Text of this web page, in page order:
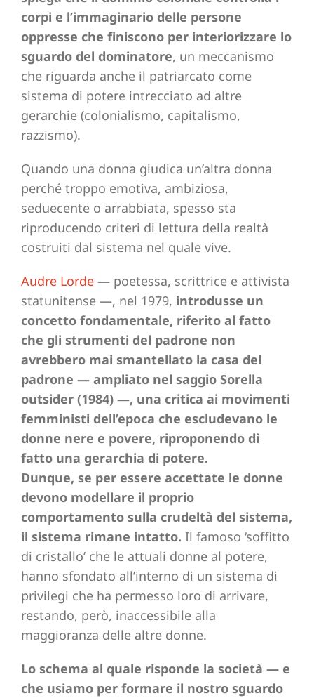
corpi e l’immaginario delle persone
oppresse che finiscono per interiorizzare lo
sguardo del dominatore, un meccanismo
che riguarda anche il patriarcato come
sistema di potere intrecciato ad altre
gerarchie (colonialismo, capitalismo,
razzismo).
Quando una donna giudica un’altra donna
perché troppo emotiva, ambiziosa,
seduecente o arrabbiata, spesso sta
riproducendo criteri di lettura della realtà
costruiti dal sistema nel quale vive.
Audre Lorde — poetessa, scrittrice e attivista
statunitense —, nel 1979, introdusse un
concetto fondamentale, riferito al fatto
che gli strumenti del padrone non
avrebbero mai smantellato la casa del
padrone — ampliato nel saggio Sorella
outsider (1984) —, una critica ai movimenti
femministi dell’epoca che escludevano le
donne nere e povere, riproponendo di
fatto una gerarchia di potere.
Dunque, se per essere accettate le donne
devono modellare il proprio
comportamento sulla crudeltà del sistema,
il sistema rimane intatto. Il famoso ‘soffitto
di cristallo’ che le attuali donne al potere,
hanno sfondato all’interno di un sistema di
privilegi che ha permesso loro di arrivare,
restando, però, inaccessibile alla
maggioranza delle altre donne.
Lo schema al quale risponde la società — e
che usiamo per formare il nostro sguardo